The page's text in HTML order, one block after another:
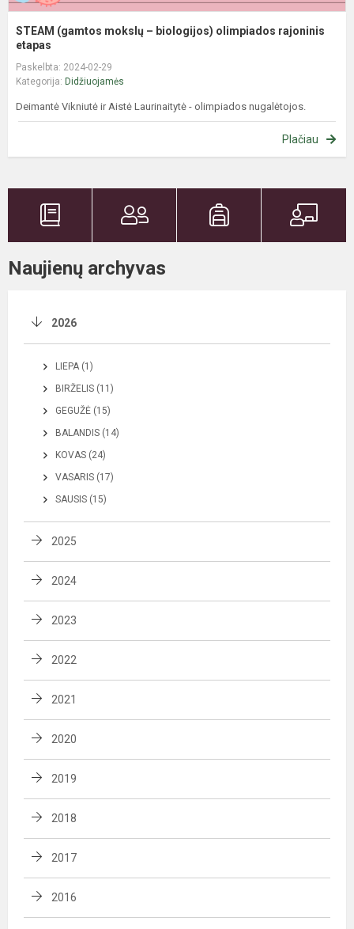
STEAM (gamtos mokslų – biologijos) olimpiados rajoninis
etapas
Paskelbta: 2024-02-29
Kategorija: Didžiuojamės
Deimantė Vikniutė ir Aistė Laurinaitytė - olimpiados nugalėtojos.
Plačiau
Naujienų archyvas
2026
LIEPA (1)
BIRŽELIS (11)
GEGUŽĖ (15)
BALANDIS (14)
KOVAS (24)
VASARIS (17)
SAUSIS (15)
2025
2024
2023
2022
2021
2020
2019
2018
2017
2016